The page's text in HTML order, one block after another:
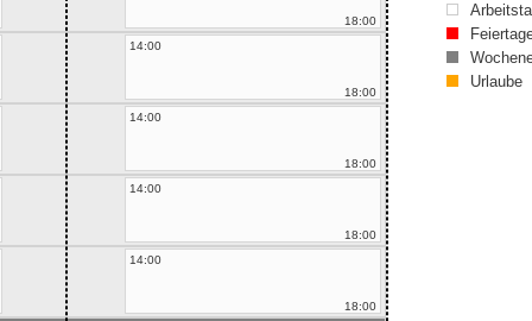
18:00
14:00
18:00
14:00
18:00
14:00
18:00
14:00
18:00
Urlaube